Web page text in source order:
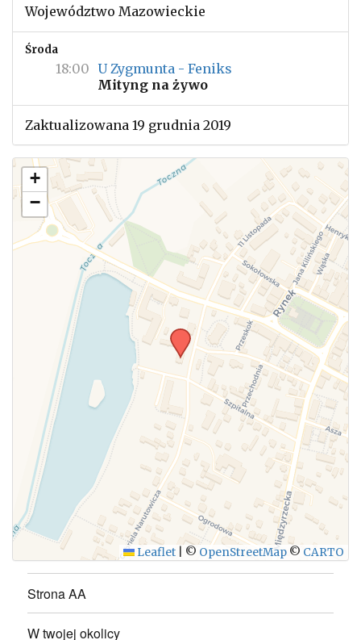
Województwo Mazowieckie
Środa
18:00 U Zygmunta - Feniks
Mityng na żywo
Zaktualizowana 19 grudnia 2019
+
−
Leaflet © OpenStreetMap © CARTO
Strona AA
W twojej okolicy